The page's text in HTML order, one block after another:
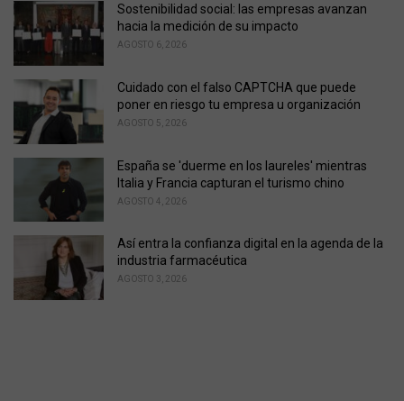
:
Sostenibilidad social: las empresas avanzan
hacia la medición de su impacto
AGOSTO 6, 2026
Cuidado con el falso CAPTCHA que puede
poner en riesgo tu empresa u organización
AGOSTO 5, 2026
España se 'duerme en los laureles' mientras
Italia y Francia capturan el turismo chino
AGOSTO 4, 2026
Así entra la confianza digital en la agenda de la
industria farmacéutica
AGOSTO 3, 2026